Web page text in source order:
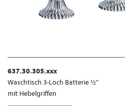
637.30.305.xxx
Waschtisch 3-Loch Batterie ½"
mit Hebelgriffen